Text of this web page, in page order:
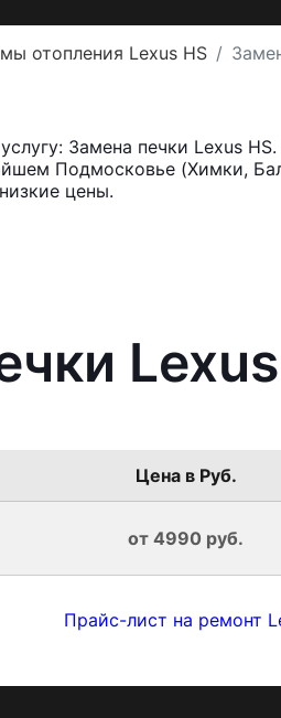
отопления Lexus HS
Замена печки Lexus
Подмосковье (Химки,
цены.
Цена в Руб.
от 4990 руб.
Прайс-лист на ремонт